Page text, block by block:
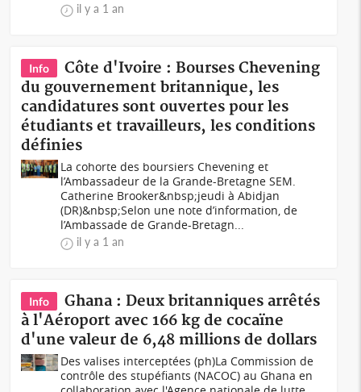
il y a 1 an
Info
Côte d'Ivoire : Bourses Chevening
du gouvernement britannique, les
candidatures sont ouvertes pour les
étudiants et travailleurs, les conditions
définies
La cohorte des boursiers Chevening et
l’Ambassadeur de la Grande-Bretagne SEM.
Catherine Brooker&nbsp;jeudi à Abidjan
(DR)&nbsp;Selon une note d’information, de
l’Ambassade de Grande-Bretagn...
il y a 1 an
Info
Ghana : Deux britanniques arrêtés
à l'Aéroport avec 166 kg de cocaïne
d'une valeur de 6,48 millions de dollars
Des valises interceptées (ph)La Commission de
contrôle des stupéfiants (NACOC) au Ghana en